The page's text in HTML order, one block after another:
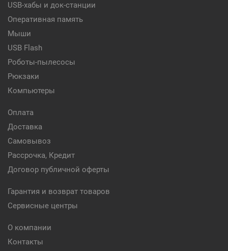
USB-хабы и док-станции
Оперативная память
Мыши
USB Flash
Роботы-пылесосы
Рюкзаки
Компьютеры
Оплата
Доставка
Самовывоз
Рассрочка, Кредит
Договор публичной оферты
Гарантия и возврат товаров
Сервисные центры
О компании
Контакты